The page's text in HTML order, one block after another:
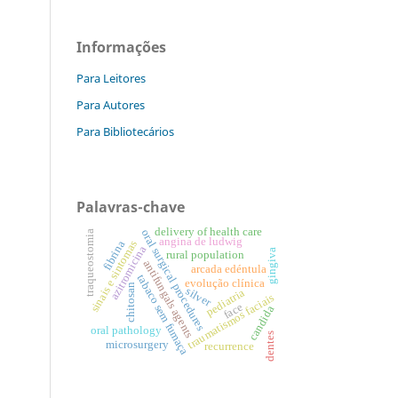
Informações
Para Leitores
Para Autores
Para Bibliotecários
Palavras-chave
traumatismos faciais
tabaco sem fumaça
oral surgical procedures
oral pathology
arcada edéntula
azitromicina
pediatria
recurrence
sinais e sintomas
traqueostomia
angina de ludwig
rural population
chitosan silver
delivery of health care
antifungals agents candida
evolução clínica
fibrina
microsurgery
face
gingiva
dentes